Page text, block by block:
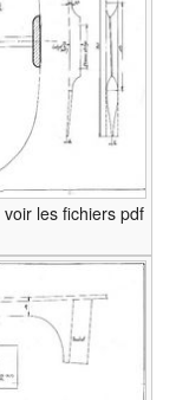
les fichiers pdf